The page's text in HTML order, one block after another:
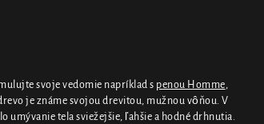
svoje vedomie napríklad s penou Homme,
je známe svojou drevitou, mužnou vôňou. V
umývanie tela sviežejšie, ľahšie a hodné drhnutia.